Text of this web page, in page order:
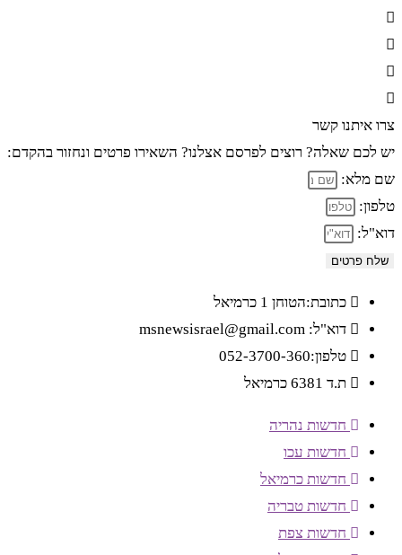
צרו איתנו קשר
יש לכם שאלה? רוצים לפרסם אצלנו? השאירו פרטים ונחזור בהקדם:
שם מלא:
טלפון:
דוא"ל:
שלח פרטים
כתובת:הטוחן 1 כרמיאל
דוא"ל: msnewsisrael@gmail.com
טלפון:052-3700-360
ת.ד 6381 כרמיאל
חדשות נהריה
חדשות עכו
חדשות כרמיאל
חדשות טבריה
חדשות צפת